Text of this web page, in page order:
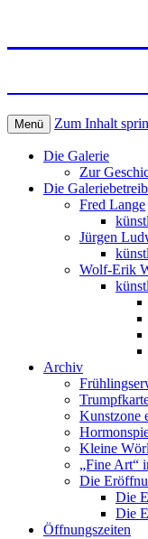
Menü Zum Inhalt
Die Galerie
Zur
Die
Fred Lange
Jürgen
Wolf-Erik
Archiv
Kunstzone
Kleine
„Fine Art“
Die
Die
Die
Öffnungszeiten